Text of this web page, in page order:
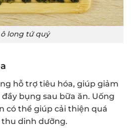
long tứ quý
hỗ trợ tiêu hóa, giúp giảm
bụng sau bữa ăn. Uống
có thể giúp cải thiện quá
dinh dưỡng.